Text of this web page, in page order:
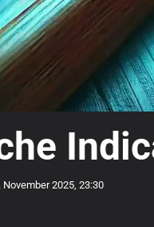
November 2025, 23:30